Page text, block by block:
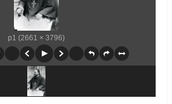
p1 (2661 × 3796)